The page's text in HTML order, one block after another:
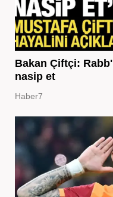
Bakan Çiftçi:
nasip et
Haber7